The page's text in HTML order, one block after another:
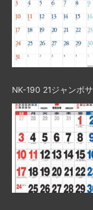
NK-190 21ジャンボ